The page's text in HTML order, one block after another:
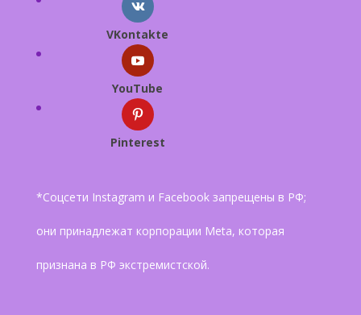
VKontakte
YouTube
Pinterest
*Соцсети Instagram и Facebook запрещены в РФ;
они принадлежат корпорации Meta, которая
признана в РФ экстремистской.